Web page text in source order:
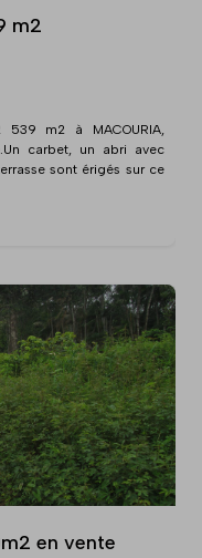
m2
m2 à MACOURIA,
carbet, un abri avec
sont érigés sur ce
en vente